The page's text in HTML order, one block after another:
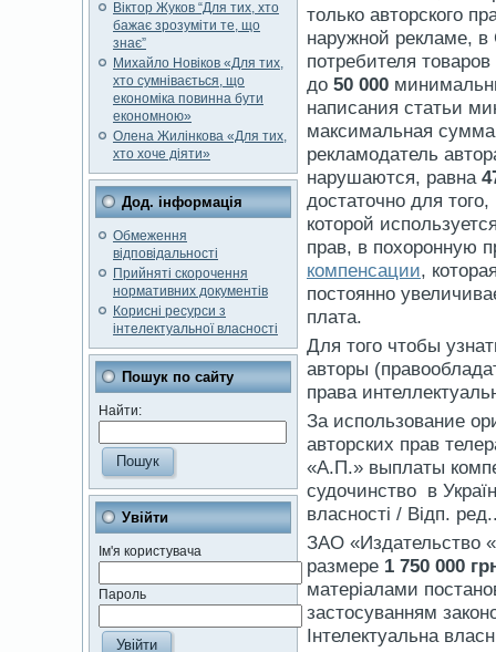
Віктор Жуков “Для тих, хто
бажає зрозуміти те, що
знає”
Михайло Новіков «Для тих,
хто сумнівається, що
економіка повинна бути
економною»
Олена Жилінкова «Для тих,
хто хоче діяти»
Дод. інформація
Обмеження
відповідальності
Прийняті скорочення
нормативних документів
Корисні ресурси з
інтелектуальної власності
Пошук по сайту
Найти:
Увійти
Ім'я користувача
Пароль
только авторского
наружной рекламе,
потребителя
до 50 000
написания статьи
максимальная
рекламодатель
нарушаются, равна
достаточно для
которой
прав, в похоронную
компенсации,
постоянно
плата.
Для того чтобы
авторы
права
За использование
авторских прав
«А.П.» выплаты
судочинство в
власності / Відп.
ЗАО «Издательство
размере 1 750 000
матеріалами
застосуванням
Інтелектуальна